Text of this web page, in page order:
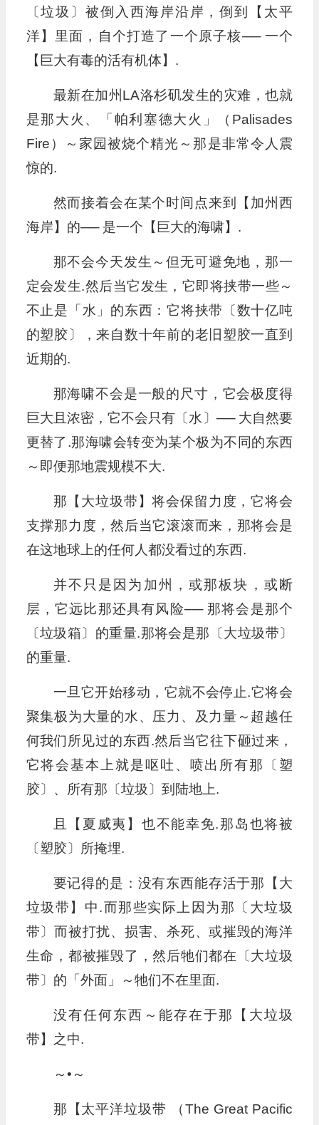
〔垃圾〕被倒入西海岸沿岸，倒到【太平
洋】里面，自个打造了一个原子核── 一个
【巨大有毒的活有机体】.
最新在加州LA洛杉矶发生的灾难，也就
是那大火、「帕利塞德大火」（Palisades
Fire）～家园被烧个精光～那是非常令人震
惊的.
然而接着会在某个时间点来到【加州西
海岸】的── 是一个【巨大的海啸】.
那不会今天发生～但无可避免地，那一
定会发生.然后当它发生，它即将挟带一些～
不止是「水」的东西：它将挟带〔数十亿吨
的塑胶〕，来自数十年前的老旧塑胶一直到
近期的.
那海啸不会是一般的尺寸，它会极度得
巨大且浓密，它不会只有〔水〕── 大自然要
更替了.那海啸会转变为某个极为不同的东西
～即便那地震规模不大.
那【大垃圾带】将会保留力度，它将会
支撑那力度，然后当它滚滚而来，那将会是
在这地球上的任何人都没看过的东西.
并不只是因为加州，或那板块，或断
层，它远比那还具有风险── 那将会是那个
〔垃圾箱〕的重量.那将会是那〔大垃圾带〕
的重量.
一旦它开始移动，它就不会停止.它将会
聚集极为大量的水、压力、及力量～超越任
何我们所见过的东西.然后当它往下砸过来，
它将会基本上就是呕吐、喷出所有那〔塑
胶〕、所有那〔垃圾〕到陆地上.
且【夏威夷】也不能幸免.那岛也将被
〔塑胶〕所掩埋.
要记得的是：没有东西能存活于那【大
垃圾带】中.而那些实际上因为那〔大垃圾
带〕而被打扰、损害、杀死、或摧毁的海洋
生命，都被摧毁了，然后牠们都在〔大垃圾
带〕的「外面」～牠们不在里面.
没有任何东西～能存在于那【大垃圾
带】之中.
～•～
那【太平洋垃圾带 （The Great Pacific